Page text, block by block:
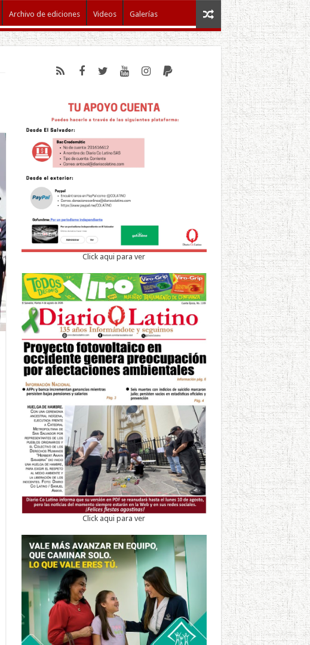
Archivo de ediciones Videos Galerías
Click aqui para ver
Click aqui para ver